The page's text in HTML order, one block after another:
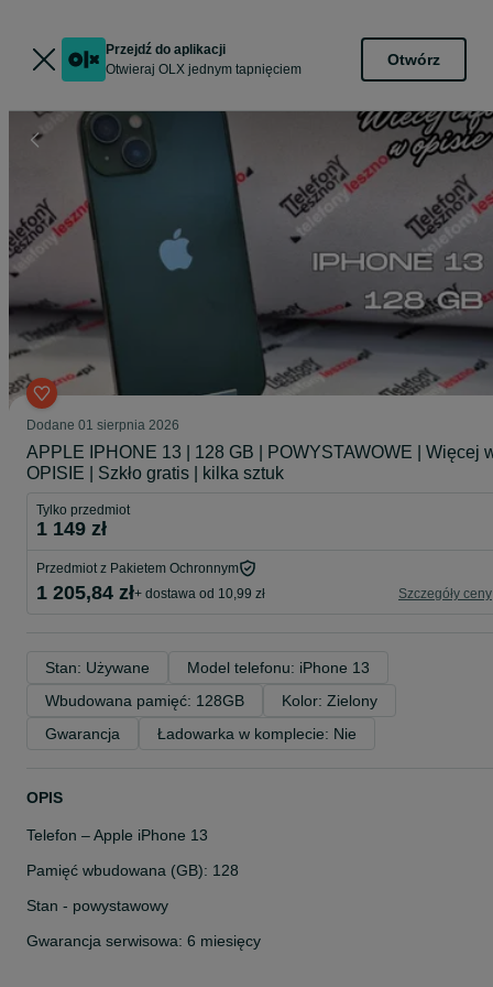
Przejdź do aplikacji
Otwieraj OLX jednym tapnięciem
Otwórz
Dodane 01 sierpnia 2026
APPLE IPHONE 13 | 128 GB | POWYSTAWOWE | Więcej
OPISIE | Szkło gratis | kilka sztuk
Tylko przedmiot
1 149 zł
Przedmiot z Pakietem Ochronnym
1 205,84 zł+ dostawa od 10,99 zł Szczegóły ceny
Stan: Używane
Model telefonu: iPhone 13
Wbudowana pamięć: 128GB
Kolor: Zielony
Gwarancja
Ładowarka w komplecie: Nie
OPIS
Telefon – Apple iPhone 13
Pamięć wbudowana (GB): 128
Stan - powystawowy
Gwarancja serwisowa: 6 miesięcy